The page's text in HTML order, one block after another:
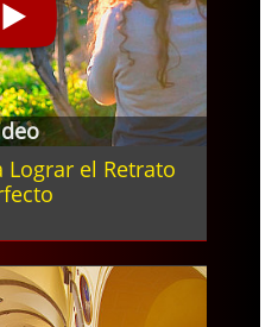
Lograr el Retrato